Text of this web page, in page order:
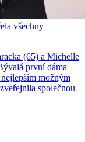
všechny
(65) a Michelle
první dáma
možným
společnou